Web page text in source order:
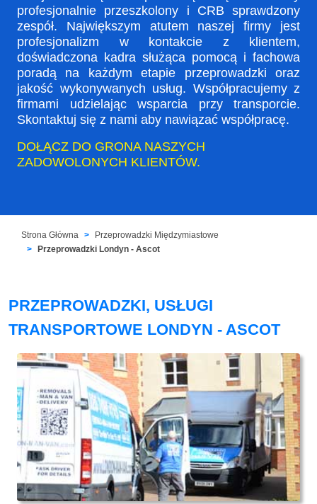
profesjonalnie przeszkolony i CRB sprawdzony
zespół. Największym atutem naszej firmy jest
profesjonalizm w kontakcie z klientem,
doświadczona kadra służąca pomocą i fachowa
poradą na każdym etapie przeprowadzki oraz
jakość wykonywanych usług. Współpracujemy z
firmami udzielając wsparcia przy transporcie.
Skontaktuj się z nami aby nawiązać współpracę.
DOŁĄCZ DO GRONA NASZYCH
ZADOWOLONYCH KLIENTÓW.
Strona Główna
Przeprowadzki Międzymiastowe
Przeprowadzki Londyn - Ascot
PRZEPROWADZKI, USŁUGI
TRANSPORTOWE LONDYN - ASCOT